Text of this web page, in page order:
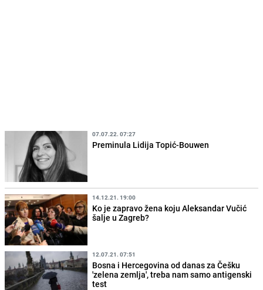
07.07.22. 07:27
Preminula Lidija Topić-Bouwen
14.12.21. 19:00
Ko je zapravo žena koju Aleksandar Vučić
šalje u Zagreb?
12.07.21. 07:51
Bosna i Hercegovina od danas za Češku
'zelena zemlja', treba nam samo antigenski
test